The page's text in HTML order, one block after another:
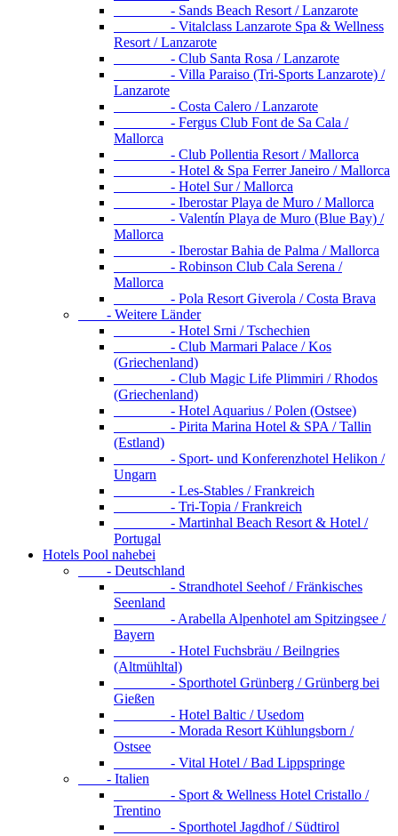
- Sands Beach Resort / Lanzarote
- Vitalclass Lanzarote Spa & Wellness
Resort / Lanzarote
- Club Santa Rosa / Lanzarote
- Villa Paraiso (Tri-Sports Lanzarote) /
Lanzarote
- Costa Calero / Lanzarote
- Fergus Club Font de Sa Cala /
Mallorca
- Club Pollentia Resort / Mallorca
- Hotel & Spa Ferrer Janeiro / Mallorca
- Hotel Sur / Mallorca
- Iberostar Playa de Muro / Mallorca
- Valentín Playa de Muro (Blue Bay) /
Mallorca
- Iberostar Bahia de Palma / Mallorca
- Robinson Club Cala Serena /
Mallorca
- Pola Resort Giverola / Costa Brava
- Weitere Länder
- Hotel Srni / Tschechien
- Club Marmari Palace / Kos
(Griechenland)
- Club Magic Life Plimmiri / Rhodos
(Griechenland)
- Hotel Aquarius / Polen (Ostsee)
- Pirita Marina Hotel & SPA / Tallin
(Estland)
- Sport- und Konferenzhotel Helikon /
Ungarn
- Les-Stables / Frankreich
- Tri-Topia / Frankreich
- Martinhal Beach Resort & Hotel /
Portugal
Hotels Pool nahebei
- Deutschland
- Strandhotel Seehof / Fränkisches
Seenland
- Arabella Alpenhotel am Spitzingsee /
Bayern
- Hotel Fuchsbräu / Beilngries
(Altmühltal)
- Sporthotel Grünberg / Grünberg bei
Gießen
- Hotel Baltic / Usedom
- Morada Resort Kühlungsborn /
Ostsee
- Vital Hotel / Bad Lippspringe
- Italien
- Sport & Wellness Hotel Cristallo /
Trentino
- Sporthotel Jagdhof / Südtirol